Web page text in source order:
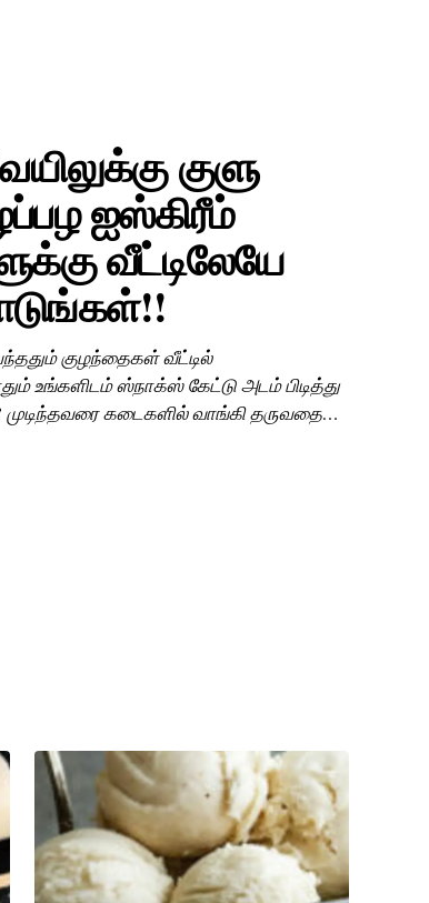
குளு
ஐஸ்கிரீம்
வீட்டிலேயே
குழந்தைகள் வீட்டில்
உங்களிடம் ஸ்நாக்ஸ் கேட்டு அடம் பிடித்து
கடைகளில் வாங்கி தருவதை